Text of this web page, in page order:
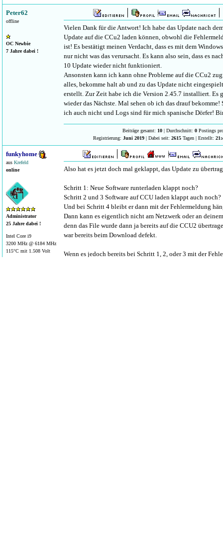
Peter62
offline
OC Newbie
7 Jahre dabei !
Vielen Dank für die Antwort! Ich habe das Update nach
Update auf die CCu2 laden können, obwohl die
ist! Es bestätigt meinen Verdacht, dass es mit dem
nur nicht was das verursacht. Es kann also sein, dass es
10 Update wieder nicht funktioniert.
Ansonsten kann ich kann ohne Probleme auf die CCu2
alles, bekomme halt ab und zu das Update nicht
erstellt. Zur Zeit habe ich die Version 2.45.7 installiert. Es
wieder das Nächste. Mal sehen ob ich das drauf bekomme!
ich auch nicht und Logs sind für mich spanische Dörfer!
Beiträge gesamt: 10| Durchschnitt: 0Postings
Registrierung: Juni 2019| Dabei seit: 2615Tagen | Erstellt:
funkyhome
aus Krefeld
online
Administrator
25 Jahre dabei !
Intel Core i9
3200 MHz @ 6184 MHz
115°C mit 1.508 Volt
Also hat es jetzt doch mal geklappt, das Update zu
Schritt 1: Neue Software runterladen klappt noch?
Schritt 2 und 3 Software auf CCU laden klappt auch noch?
Und bei Schritt 4 bleibt er dann mit der Fehlermeldung
Dann kann es eigentlich nicht am Netzwerk oder an
denn das File wurde dann ja bereits auf die CCU2
war bereits beim Download defekt.
Wenn es jedoch bereits bei Schritt 1, 2, oder 3 mit der